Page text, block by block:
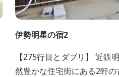
伊勢明星の宿2
【275行目とダブリ】 近鉄
然豊かな住宅街にある2軒